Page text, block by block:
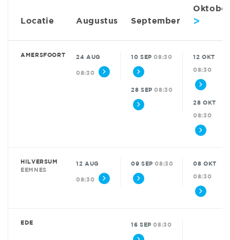
Locatie Augustus September >
AMERSFOORT 24 AUG
08:30
10 SEP 08:30
28 SEP 08:30
12 OKT
08:30
28 OKT
08:30
HILVERSUM
EEMNES
12 AUG
08:30
09 SEP 08:30 08 OKT
08:30
EDE 16 SEP 08:30